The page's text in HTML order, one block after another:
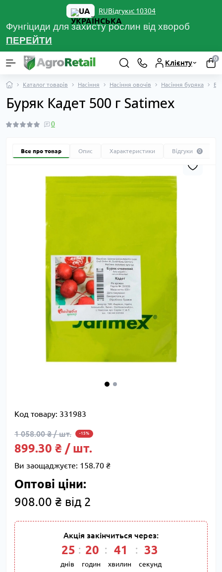
UA RU
Фунгіциди для захисту рослин від хвороб
ПЕРЕЙТИ
Відгуки: 10304
Клієнту
0
Каталог товарів Насіння Насіння овочів Насіння буряка
Буряк Кадет 500 г Satimex
0
Все про товар Опис Характеристики Відгуки 0
Код товару: 331983
1 058.00 ₴ / шт. -15%
899.30 ₴ / шт.
Ви заощаджуєте: 158.70 ₴
Оптові ціни:
908.00 ₴ від 2
Акція закінчиться через:
25
днів
20
годин
41
хвилин
32
секунд